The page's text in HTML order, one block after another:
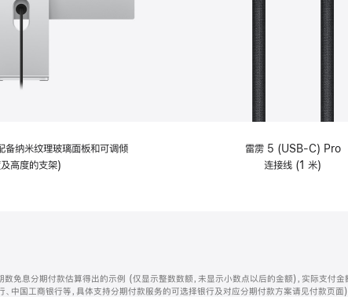
纳米纹理玻璃面板和可调倾
高度的支架)
雷雳 5 (USB-C) Pro
连接线 (1 米)
数免息分期付款估算得出的示例 (仅显示整数数额，未显示小数点以后的金额)，实际支付
、中国工商银行等，具体支持分期付款服务的可选择银行及对应分期付款方案请见付款页